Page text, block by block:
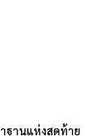
ฐานแห่งสุดท้าย